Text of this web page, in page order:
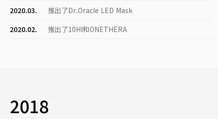
2020.03.
推出了Dr.Oracle LED Mask
2020.02.
推出了10HI和ONETHERA
2018